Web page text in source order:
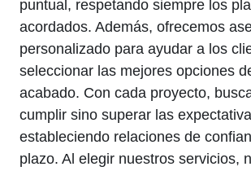
puntual, respetando siempre los
acordados. Además, ofrecemos
personalizado para ayudar a los
seleccionar las mejores opciones
acabado. Con cada proyecto,
cumplir sino superar las
estableciendo relaciones de
plazo. Al elegir nuestros servicios,